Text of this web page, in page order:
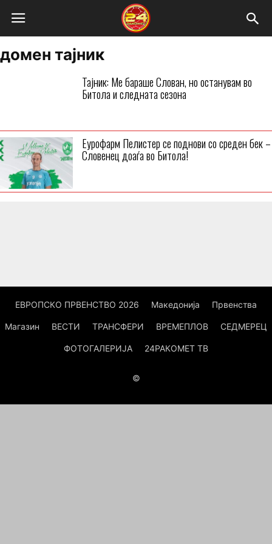
домен тајник
Тајник: Ме бараше Слован, но останувам во
Битола и следната сезона
Еурофарм Пелистер се поднови со среден бек –
Словенец доаѓа во Битола!
ЕВРОПСКО ПРВЕНСТВО 2026 Македонија Првенства
Магазин ВЕСТИ ТРАНСФЕРИ ВРЕМЕПЛОВ СЕДМЕРЕЦ
ФОТОГАЛЕРИЈА 24РАКОМЕТ ТВ
©